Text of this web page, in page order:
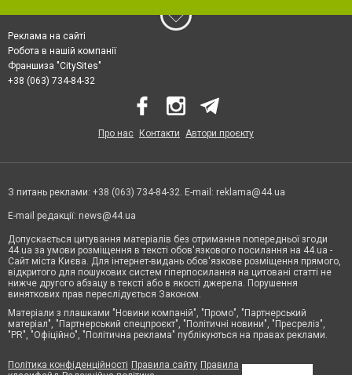
Реклама на сайті
Робота в нашій компанії
Франшиза "CitySites"
+38 (063) 734-84-32
Про нас Контакти Автори проєкту
З питань реклами: +38 (063) 734-84-32. E-mail: reklama@44.ua
E-mail редакції: news@44.ua
Допускається цитування матеріалів без отримання попередньої згоди
44.ua за умови розміщення в тексті обов'язкового посилання на 44.ua -
Сайт міста Києва. Для інтернет-видань обов'язкове розміщення прямого,
відкритого для пошукових систем гіперпосилання на цитовані статті не
нижче другого абзацу в тексті або в якості джерела. Порушення
виняткових прав переслідується Законом.
Матеріали з плашками "Новини компаній", "Промо", "Партнерський
матеріал", "Партнерський спецпроєкт", "Політичні новини", "Пресреліз",
"PR", "Офіційно", "Політична реклама" публікуються на правах реклами.
Політика конфіденційності Правила сайту Правила